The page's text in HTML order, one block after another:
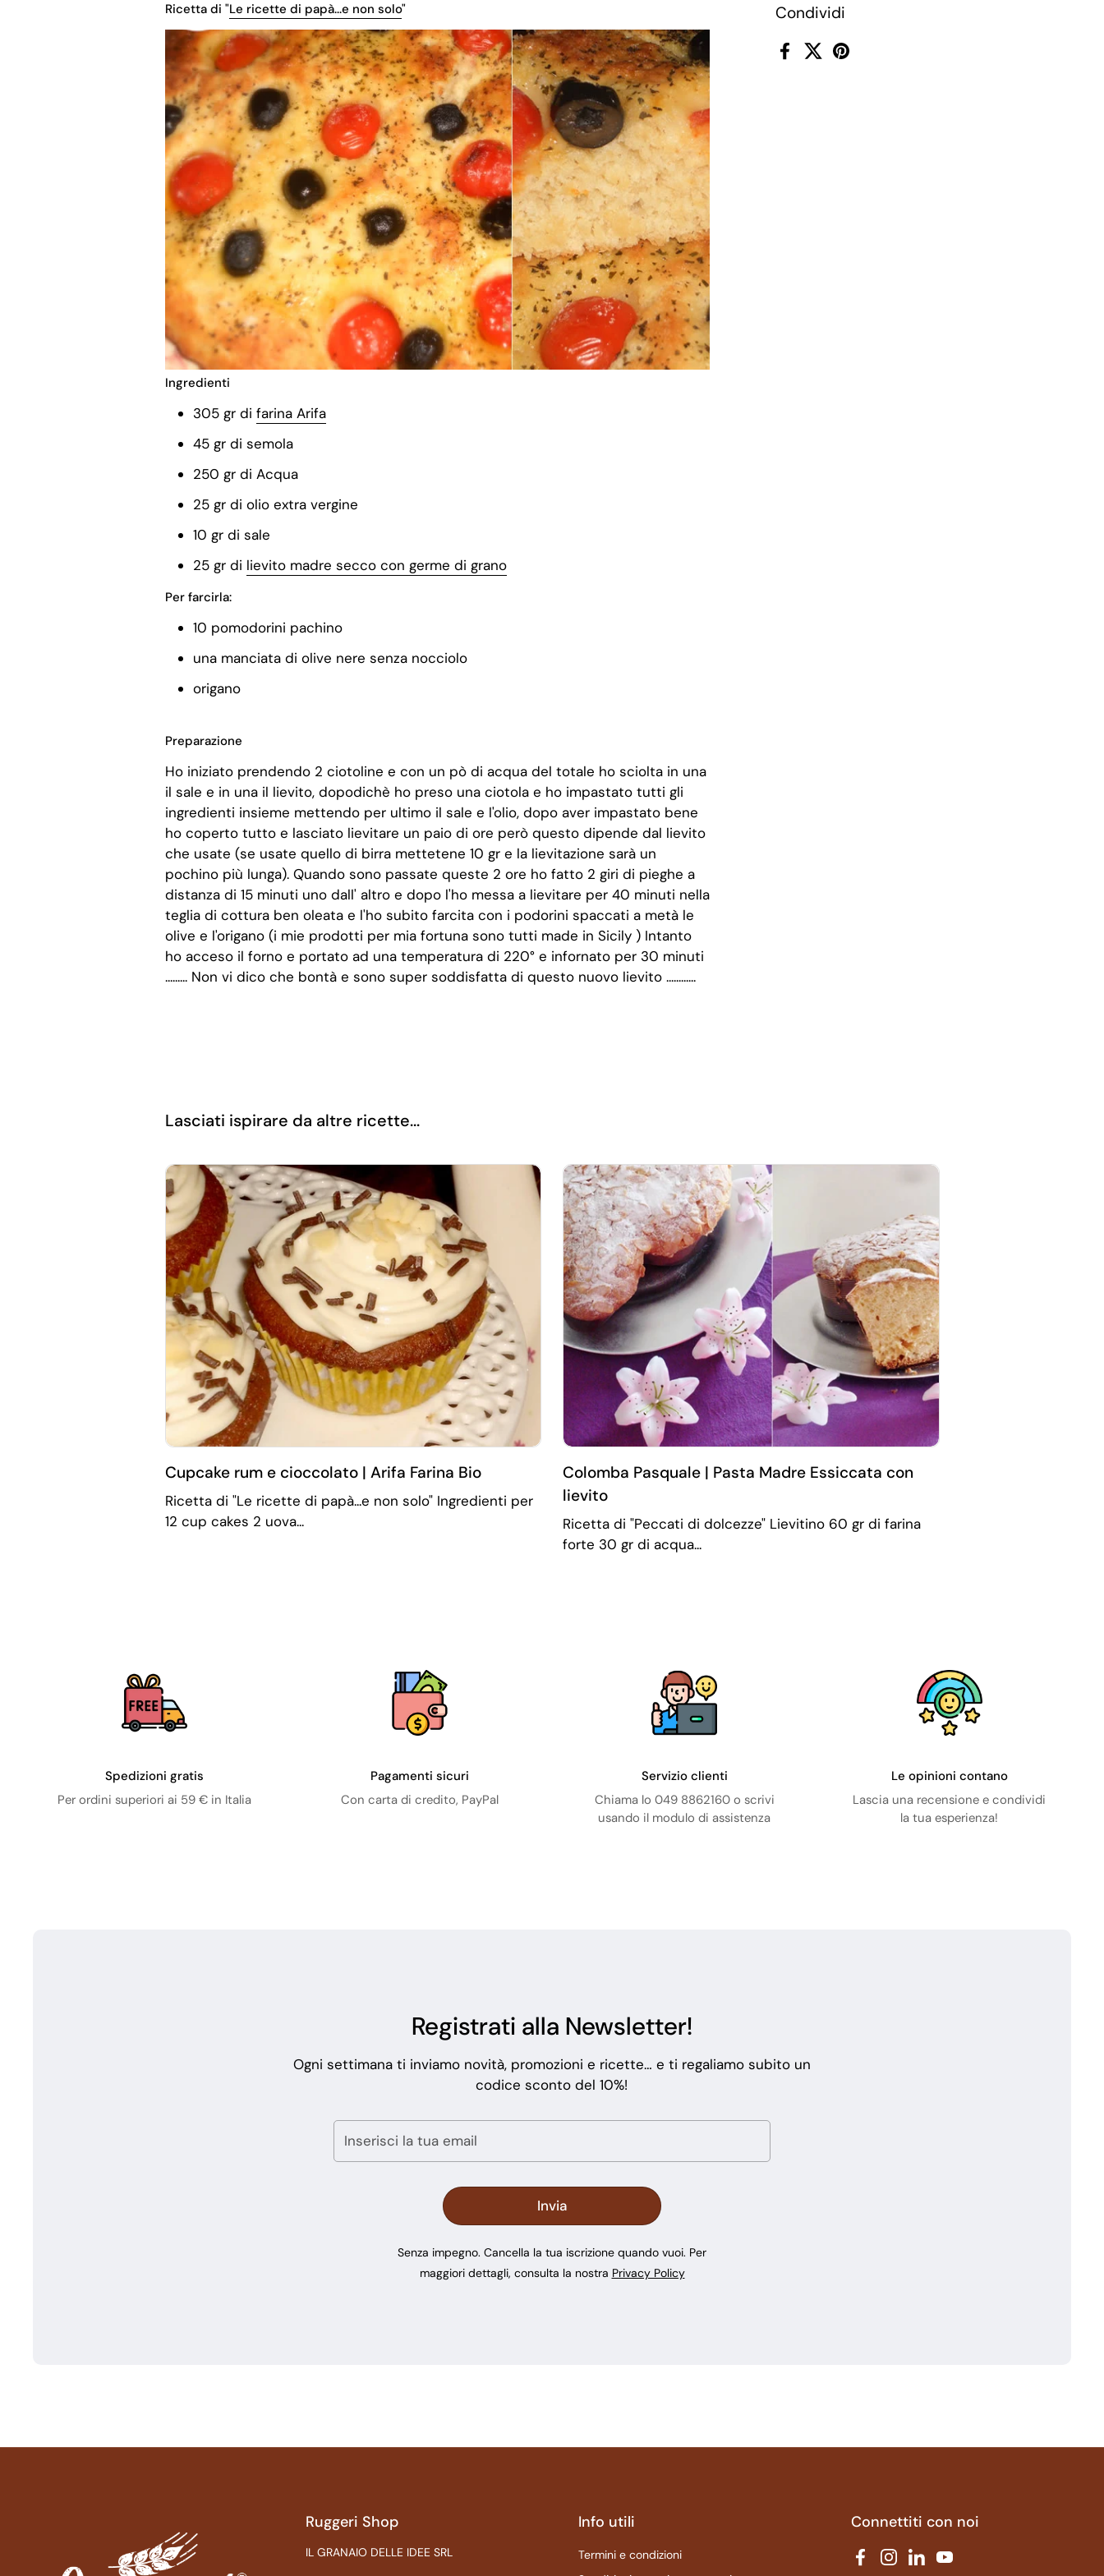
Condividi
Facebook
X (Twitter)
Pinterest
Ricetta di "Le ricette di papà...e non solo"
Ingredienti
305 gr di farina Arifa
45 gr di semola
250 gr di Acqua
25 gr di olio extra vergine
10 gr di sale
25 gr di lievito madre secco con germe di grano
Per farcirla:
10 pomodorini pachino
una manciata di olive nere senza nocciolo
origano
Preparazione
Ho iniziato prendendo 2 ciotoline e con un pò di acqua del totale ho sciolta in una
il sale e in una il lievito, dopodichè ho preso una ciotola e ho impastato tutti gli
ingredienti insieme mettendo per ultimo il sale e l'olio, dopo aver impastato bene
ho coperto tutto e lasciato lievitare un paio di ore però questo dipende dal lievito
che usate (se usate quello di birra mettetene 10 gr e la lievitazione sarà un
pochino più lunga). Quando sono passate queste 2 ore ho fatto 2 giri di pieghe a
distanza di 15 minuti uno dall' altro e dopo l'ho messa a lievitare per 40 minuti nella
teglia di cottura ben oleata e l'ho subito farcita con i podorini spaccati a metà le
olive e l'origano (i mie prodotti per mia fortuna sono tutti made in Sicily ) Intanto
ho acceso il forno e portato ad una temperatura di 220° e infornato per 30 minuti
......... Non vi dico che bontà e sono super soddisfatta di questo nuovo lievito ............
Lasciati ispirare da altre ricette...
Cupcake rum e cioccolato | Arifa Farina Bio
Ricetta di "Le ricette di papà...e non solo" Ingredienti per
12 cup cakes 2 uova...
Colomba Pasquale | Pasta Madre Essiccata con
lievito
Ricetta di "Peccati di dolcezze" Lievitino 60 gr di farina
forte 30 gr di acqua...
Spedizioni gratis
Per ordini superiori ai 59 € in Italia
Pagamenti sicuri
Con carta di credito, PayPal
Servizio clienti
Chiama lo 049 8862160 o scrivi
usando il modulo di assistenza
Le opinioni contano
Lascia una recensione e condividi
la tua esperienza!
Registrati alla Newsletter!
Ogni settimana ti inviamo novità, promozioni e ricette… e ti regaliamo subito un
codice sconto del 10%!
Senza impegno. Cancella la tua iscrizione quando vuoi. Per
maggiori dettagli, consulta la nostra Privacy Policy
Ruggeri Shop
IL GRANAIO DELLE IDEE SRL
Info utili
Termini e condizioni
Connettiti con noi
FacebookInstagram
LinkedInYouTube